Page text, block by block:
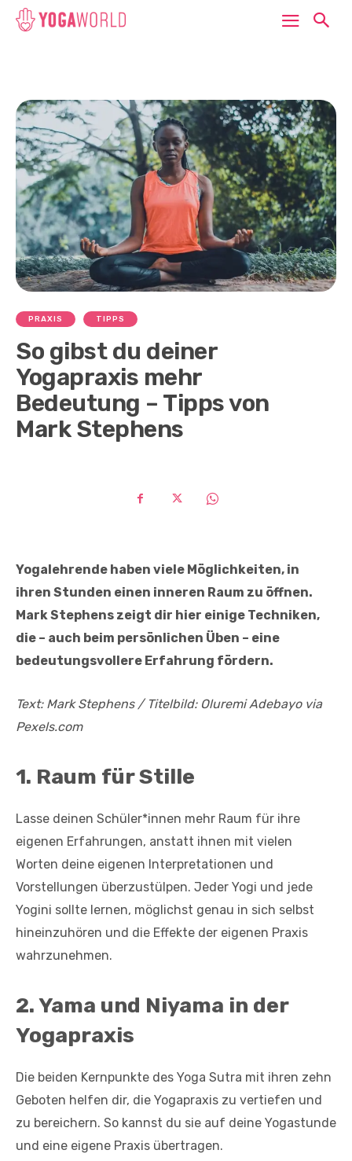
PRAXIS TIPPS
So gibst du deiner
Yogapraxis mehr
Bedeutung – Tipps von
Mark Stephens
Yogalehrende haben viele Möglichkeiten, in
ihren Stunden einen inneren Raum zu öffnen.
Mark Stephens zeigt dir hier einige Techniken,
die – auch beim persönlichen Üben – eine
bedeutungsvollere Erfahrung fördern.
Text: Mark Stephens / Titelbild: Oluremi Adebayo via
Pexels.com
1. Raum für Stille
Lasse deinen Schüler*innen mehr Raum für ihre
eigenen Erfahrungen, anstatt ihnen mit vielen
Worten deine eigenen Interpretationen und
Vorstellungen überzustülpen. Jeder Yogi und jede
Yogini sollte lernen, möglichst genau in sich selbst
hineinzuhören und die Effekte der eigenen Praxis
wahrzunehmen.
2. Yama und Niyama in der
Yogapraxis
Die beiden Kernpunkte des Yoga Sutra mit ihren zehn
Geboten helfen dir, die Yogapraxis zu vertiefen und
zu bereichern. So kannst du sie auf deine Yogastunde
und eine eigene Praxis übertragen.